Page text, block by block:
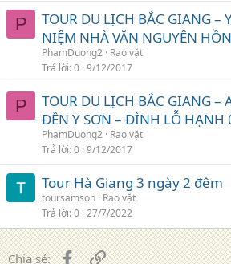
P
TOUR DU LỊCH BẮC GIANG –
NIỆM NHÀ VĂN NGUYÊN
PhamDuong2 Rao vặt
Trả lời 0 9/12/2017
P
TOUR DU LỊCH BẮC GIANG –
ĐỀN Y SƠN – ĐÌNH LỖ HẠNH
PhamDuong2 Rao vặt
Trả lời 0 9/12/2017
Tour Hà Giang 3 ngày 2 đêm
toursamson Rao vặt
Trả lời 0 27/7/2022
Chia sẻ: FacebookLiên kết